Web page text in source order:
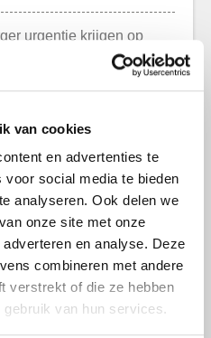
van cookies
en advertenties te
social media te bieden
analyseren. Ook delen we
onze site met onze
en analyse. Deze
combineren met andere
verstrekt of die ze hebben
van hun services.